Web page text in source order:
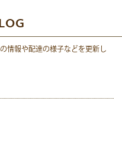
情報や配達の様子などを更新し